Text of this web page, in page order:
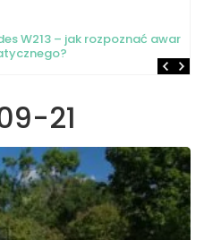
W213 – jak rozpoznać awarię
21